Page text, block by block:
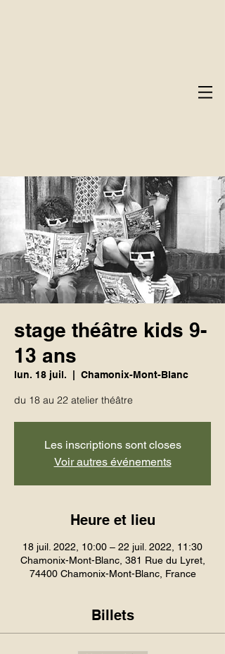
stage théâtre kids 9-
13 ans
lun. 18 juil. Chamonix-Mont-Blanc
du 18 au 22 atelier théâtre
Les inscriptions sont closes
Voir autres événements
Heure et lieu
18 juil. 2022, 10:00 – 22 juil. 2022, 11:30
Chamonix-Mont-Blanc, 381 Rue du Lyret,
74400 Chamonix-Mont-Blanc, France
Billets